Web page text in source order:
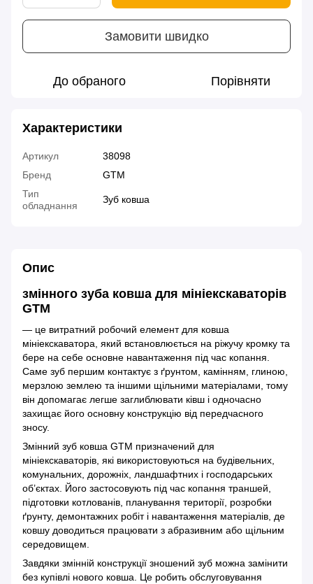
Замовити швидко
До обраного Порівняти
Характеристики
Артикул
38098
Бренд
GTM
Тип
обладнання
Зуб ковша
Опис
змінного зуба ковша для мініекскаваторів
GTM
— це витратний робочий елемент для ковша
мініекскаватора, який встановлюється на ріжучу кромку та
бере на себе основне навантаження під час копання.
Саме зуб першим контактує з ґрунтом, камінням, глиною,
мерзлою землею та іншими щільними матеріалами, тому
він допомагає легше заглиблювати ківш і одночасно
захищає його основну конструкцію від передчасного
зносу.
Змінний зуб ковша GTM призначений для
мініекскаваторів, які використовуються на будівельних,
комунальних, дорожніх, ландшафтних і господарських
об’єктах. Його застосовують під час копання траншей,
підготовки котлованів, планування території, розробки
ґрунту, демонтажних робіт і навантаження матеріалів, де
ковшу доводиться працювати з абразивним або щільним
середовищем.
Завдяки змінній конструкції зношений зуб можна замінити
без купівлі нового ковша. Це робить обслуговування